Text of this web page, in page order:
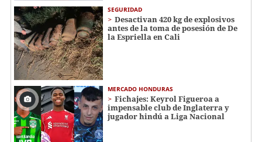
SEGURIDAD
Desactivan 420 kg de explosivos
antes de la toma de posesión de De
la Espriella en Cali
MERCADO HONDURAS
Fichajes: Keyrol Figueroa a
impensable club de Inglaterra y
jugador hindú a Liga Nacional